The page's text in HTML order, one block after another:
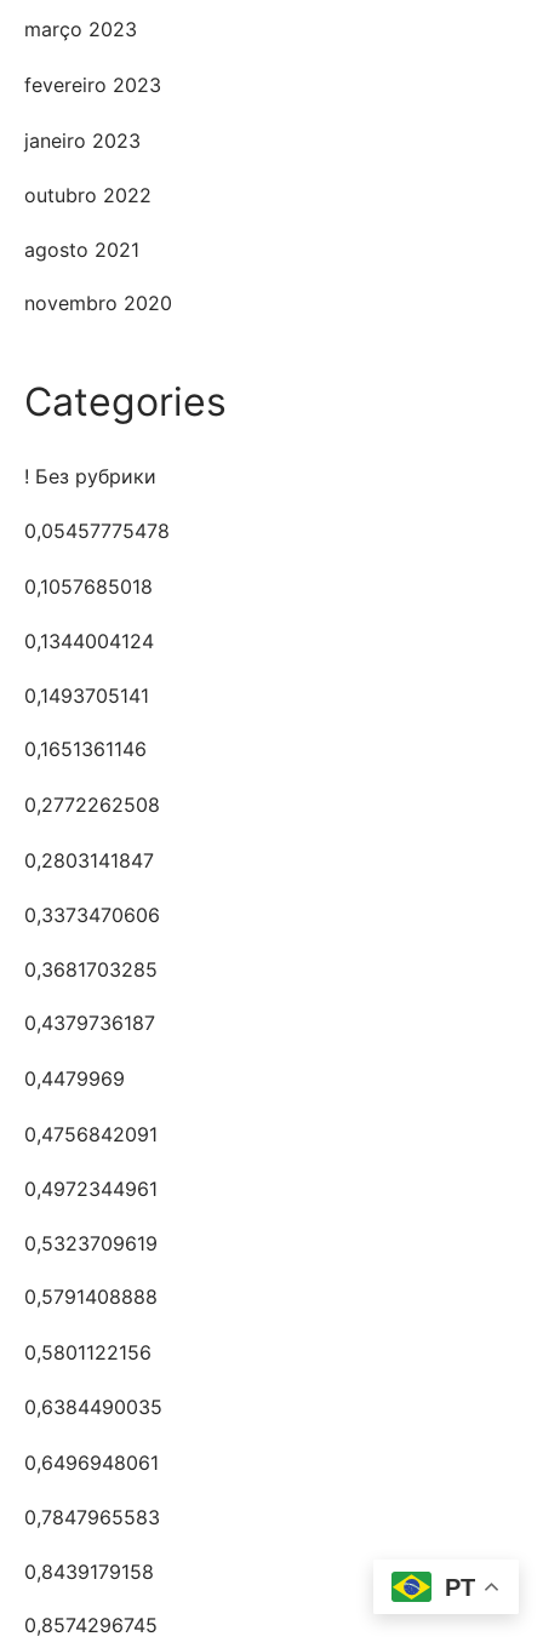
março 2023
fevereiro 2023
janeiro 2023
outubro 2022
agosto 2021
novembro 2020
Categories
! Без рубрики
0,05457775478
0,1057685018
0,1344004124
0,1493705141
0,1651361146
0,2772262508
0,2803141847
0,3373470606
0,3681703285
0,4379736187
0,4479969
0,4756842091
0,4972344961
0,5323709619
0,5791408888
0,5801122156
0,6384490035
0,6496948061
0,7847965583
0,8439179158
0,8574296745
PT